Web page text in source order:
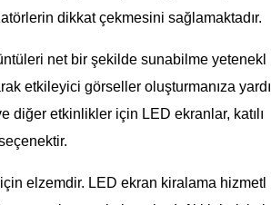
dikkat çekmesini sağlamaktadır.
net bir şekilde sunabilme yetenekl
etkileyici görseller oluşturmanıza yardı
diğer etkinlikler için LED ekranlar, katılı
elzemdir. LED ekran kiralama hizmetl